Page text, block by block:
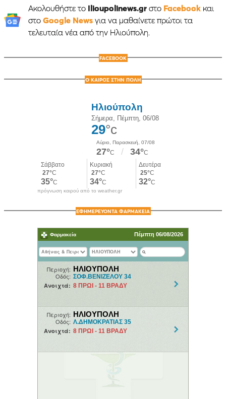
Ακολουθήστε το Ilioupolinews.grστο Facebookκαι
στο Google Newsγια να μαθαίνετε πρώτοι τα
τελευταία νέα από την Ηλιούπολη.
FACEBOOK
Ο ΚΑΙΡΟΣ ΣΤΗΝ ΠΟΛΗ
πρόγνωση καιρού από το weather.gr
ΕΦΗΜΕΡΕΥΟΝΤΑ ΦΑΡΜΑΚΕΙΑ